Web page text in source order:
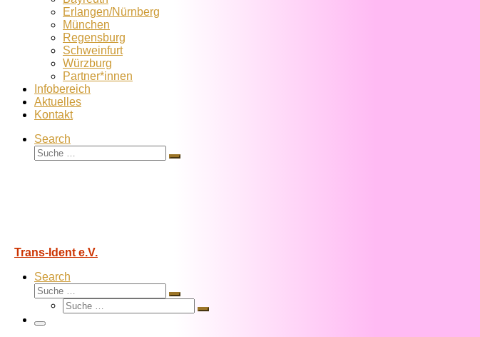
Erlangen/Nürnberg
München
Regensburg
Schweinfurt
Würzburg
Partner*innen
Infobereich
Aktuelles
Kontakt
Search
Suche
Suche
Trans-Ident e.V.
Search
Suche
Suche
Suche
Suche
Menü